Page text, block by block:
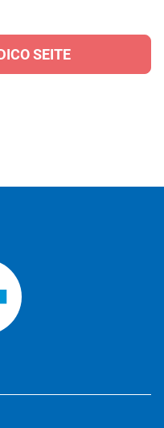
SEITE